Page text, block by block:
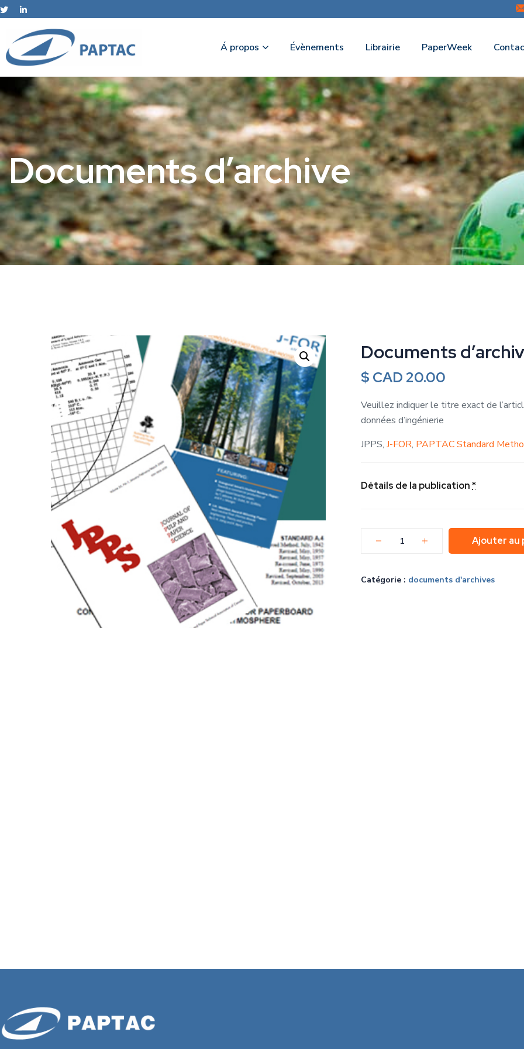
Á propos Évènements Librairie PaperWeek
Documents d’archive
Documents
$ CAD20.00
Veuillez indiquer le titre exact de
données d’ingénierie
JPPS, J-FOR, PAPTAC Standard
Détails de la publication*
Ajouter au
Catégorie : documents d'archives